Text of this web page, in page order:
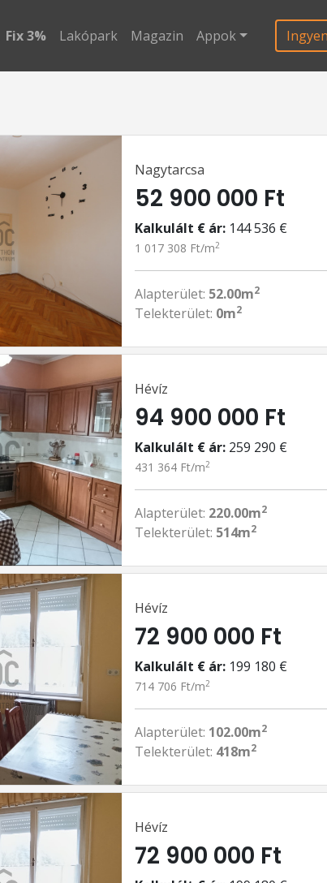
Fix 3% Lakópark Magazin Appok
Nagytarcsa
52 900 000 Ft
Kalkulált € ár: 144 536 €
1 017 308 Ft/m2
Alapterület: 52.00m2
Telekterület: 0m2
Hévíz
94 900 000 Ft
Kalkulált € ár: 259 290 €
431 364 Ft/m2
Alapterület: 220.00m2
Telekterület: 514m2
Hévíz
72 900 000 Ft
Kalkulált € ár: 199 180 €
714 706 Ft/m2
Alapterület: 102.00m2
Telekterület: 418m2
Hévíz
72 900 000 Ft